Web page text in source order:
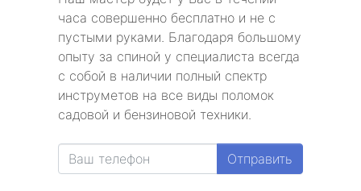
часа совершенно бесплатно и не с
пустыми руками. Благодаря большому
опыту за спиной у специалиста всегда
с собой в наличии полный спектр
инструметов на все виды поломок
садовой и бензиновой техники.
Отправить